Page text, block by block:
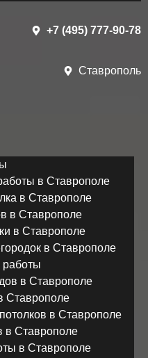
+7 (495) 777-90-78
Ставрополь
в Ставрополе
в Ставрополе
в Ставрополе
в Ставрополе
в Ставрополе
работы
в Ставрополе
Ставрополе
в Ставрополе
в Ставрополе
в Ставрополе